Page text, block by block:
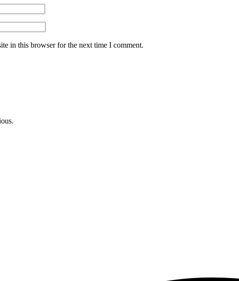
in this browser for the next time I comment.